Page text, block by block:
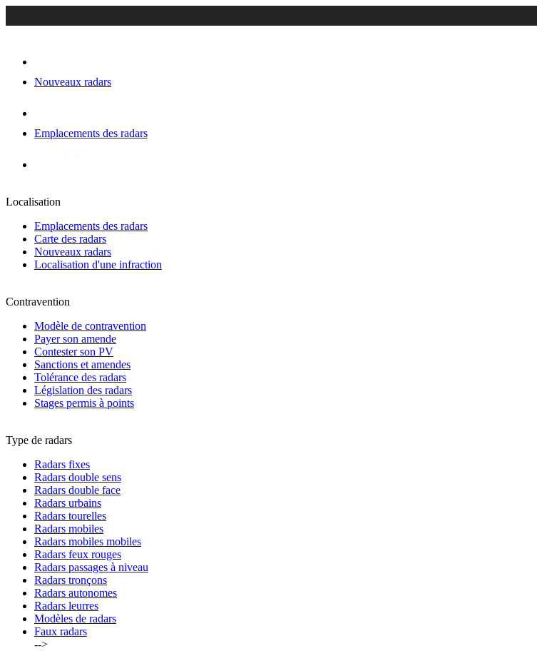
Nouveaux radars
Emplacements des radars
Localisation
Emplacements des radars
Carte des radars
Nouveaux radars
Localisation d'une infraction
Contravention
Modèle de contravention
Payer son amende
Contester son PV
Sanctions et amendes
Tolérance des radars
Législation des radars
Stages permis à points
Type de radars
Radars fixes
Radars double sens
Radars double face
Radars urbains
Radars tourelles
Radars mobiles
Radars mobiles mobiles
Radars feux rouges
Radars passages à niveau
Radars tronçons
Radars autonomes
Radars leurres
Modèles de radars
Faux radars
-->